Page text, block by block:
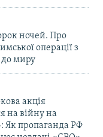
ночей. Про
операції з
до миру
акція
на війну на
Як пропаганда РФ